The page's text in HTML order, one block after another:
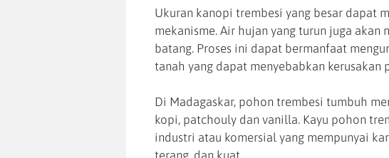
Ukuran kanopi trembesi yang besar dapat
mekanisme. Air hujan yang turun juga
batang. Proses ini dapat bermanfaat
tanah yang dapat menyebabkan kerusakan
Di Madagaskar, pohon trembesi tumbuh
kopi, patchouly dan vanilla. Kayu pohon
industri atau komersial yang mempunyai